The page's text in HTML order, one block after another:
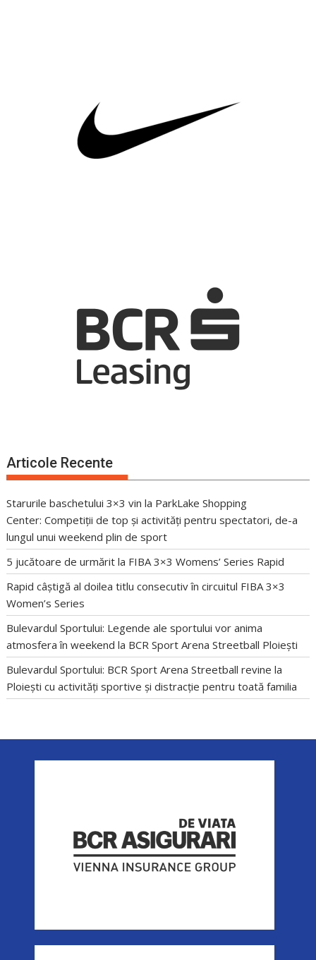
Articole Recente
Starurile baschetului 3×3 vin la ParkLake Shopping
Center: Competiții de top și activități pentru spectatori, de-a
lungul unui weekend plin de sport
5 jucătoare de urmărit la FIBA 3×3 Womens’ Series Rapid
Rapid câștigă al doilea titlu consecutiv în circuitul FIBA 3×3
Women’s Series
Bulevardul Sportului: Legende ale sportului vor anima
atmosfera în weekend la BCR Sport Arena Streetball Ploiești
Bulevardul Sportului: BCR Sport Arena Streetball revine la
Ploiești cu activități sportive și distracție pentru toată familia